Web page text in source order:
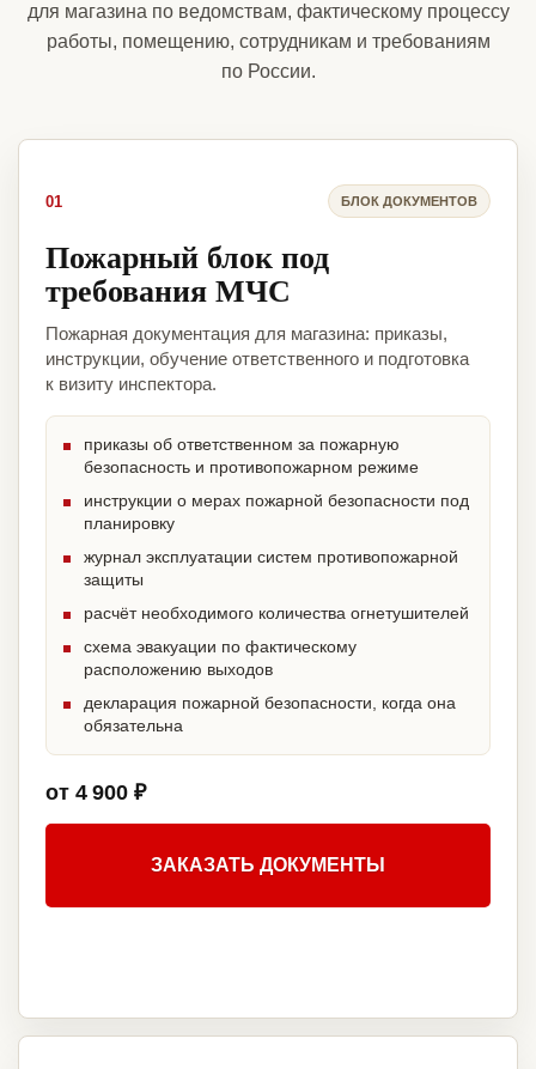
для магазина по ведомствам, фактическому процессу
работы, помещению, сотрудникам и требованиям
по России.
01 БЛОК ДОКУМЕНТОВ
Пожарный блок под
требования МЧС
Пожарная документация для магазина: приказы,
инструкции, обучение ответственного и подготовка
к визиту инспектора.
приказы об ответственном за пожарную
безопасность и противопожарном режиме
инструкции о мерах пожарной безопасности под
планировку
журнал эксплуатации систем противопожарной
защиты
расчёт необходимого количества огнетушителей
схема эвакуации по фактическому
расположению выходов
декларация пожарной безопасности, когда она
обязательна
от 4 900 ₽
ЗАКАЗАТЬ ДОКУМЕНТЫ